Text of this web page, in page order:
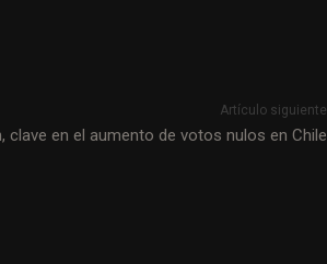
Artículo siguiente
clave en el aumento de votos nulos en Chile